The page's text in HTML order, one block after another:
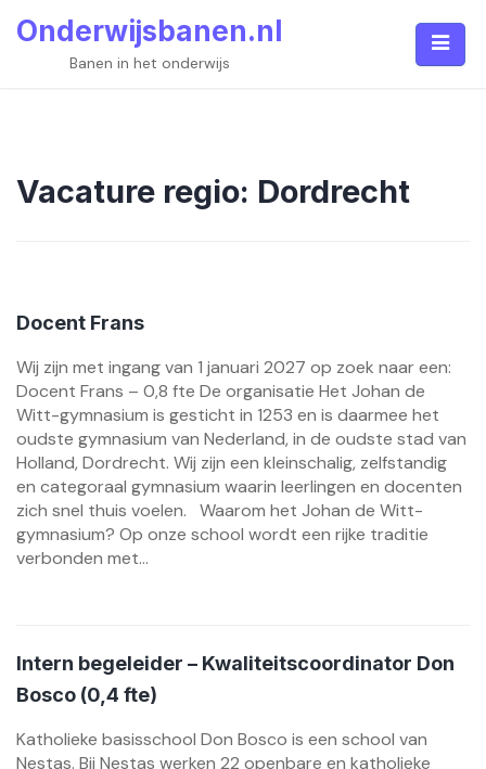
Onderwijsbanen.nl
Banen in het onderwijs
Vacature regio: Dordrecht
Docent Frans
Wij zijn met ingang van 1 januari 2027 op zoek naar een:
Docent Frans – 0,8 fte De organisatie Het Johan de
Witt-gymnasium is gesticht in 1253 en is daarmee het
oudste gymnasium van Nederland, in de oudste stad van
Holland, Dordrecht. Wij zijn een kleinschalig, zelfstandig
en categoraal gymnasium waarin leerlingen en docenten
zich snel thuis voelen. Waarom het Johan de Witt-
gymnasium? Op onze school wordt een rijke traditie
verbonden met...
Intern begeleider – Kwaliteitscoordinator Don
Bosco (0,4 fte)
Katholieke basisschool Don Bosco is een school van
Nestas. Bij Nestas werken 22 openbare en katholieke